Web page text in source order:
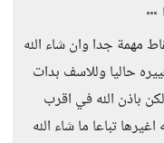
مهمة جدا وان شاء الله
حاليا وللاسف بدات
باذن الله في اقرب
تباعا ما شاء الله